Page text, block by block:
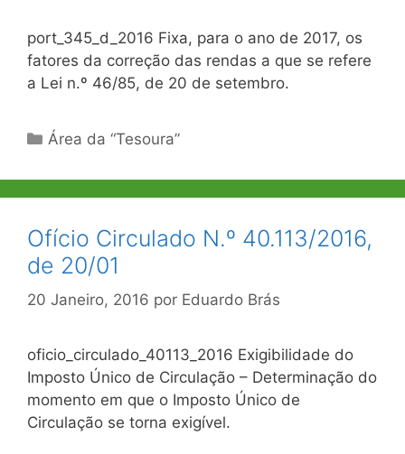
port_345_d_2016 Fixa, para o ano de 2017, os
fatores da correção das rendas a que se refere
a Lei n.º 46/85, de 20 de setembro.
Categorias
Área da “Tesoura”
Ofício Circulado N.º 40.113/2016,
de 20/01
20 Janeiro, 2016 por Eduardo Brás
oficio_circulado_40113_2016 Exigibilidade do
Imposto Único de Circulação – Determinação do
momento em que o Imposto Único de
Circulação se torna exigível.